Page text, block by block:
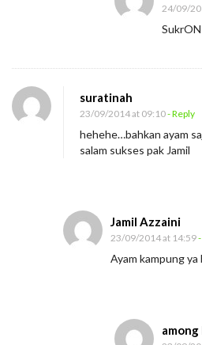
24/09/
suratinah
23/09/2014 at 09:10- Reply
hehehe…bahkan ayam
salam sukses pak Jamil
Jamil Azzaini
23/09/2014 at 14:59
Ayam kampung ya